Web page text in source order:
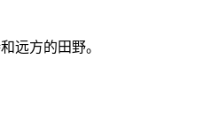
远方的田野。